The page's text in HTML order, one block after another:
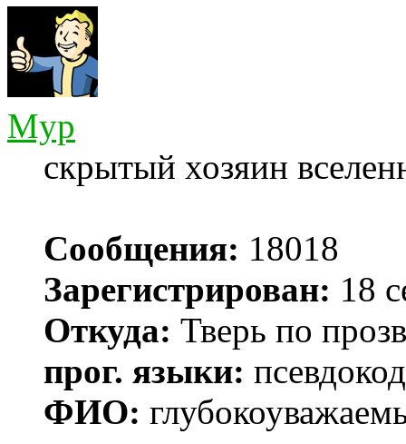
Myp
скрытый хозяин
Сообщения: 18018
Зарегистрирован: 18
Откуда: Тверь по
прог. языки:
ФИО: